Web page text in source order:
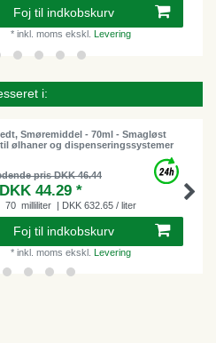
Foj til indkobskurv
* inkl. moms ekskl. Levering
i:
Smøremiddel - 70ml - Smagløst
ølhaner og dispenseringssystemer
pris DKK 46.44
DKK 44.29 *
70 milliliter | DKK 632.65 / liter
Foj til indkobskurv
* inkl. moms ekskl. Levering